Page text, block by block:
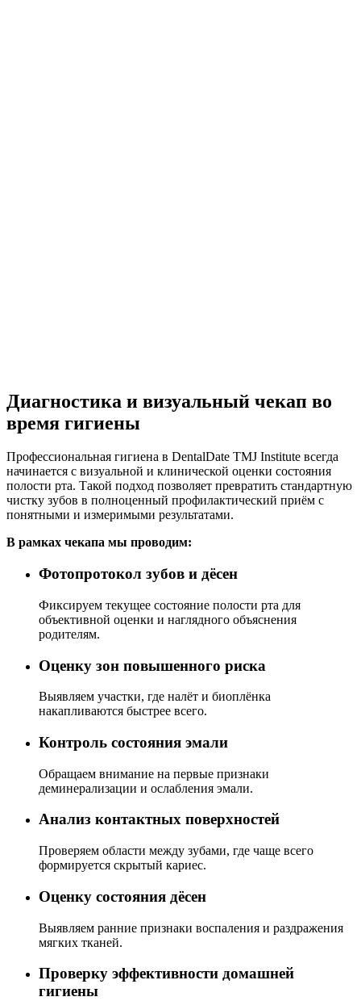
Диагностика и визуальный чекап во
время гигиены
Профессиональная гигиена в DentalDate TMJ Institute всегда
начинается с визуальной и клинической оценки состояния
полости рта. Такой подход позволяет превратить стандартную
чистку зубов в полноценный профилактический приём с
понятными и измеримыми результатами.
В рамках чекапа мы проводим:
Фотопротокол зубов и дёсен
Фиксируем текущее состояние полости рта для
объективной оценки и наглядного объяснения
родителям.
Оценку зон повышенного риска
Выявляем участки, где налёт и биоплёнка
накапливаются быстрее всего.
Контроль состояния эмали
Обращаем внимание на первые признаки
деминерализации и ослабления эмали.
Анализ контактных поверхностей
Проверяем области между зубами, где чаще всего
формируется скрытый кариес.
Оценку состояния дёсен
Выявляем ранние признаки воспаления и раздражения
мягких тканей.
Проверку эффективности домашней
гигиены